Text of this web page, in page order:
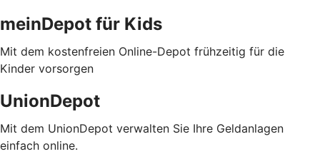
meinDepot für Kids
Mit dem kostenfreien Online-Depot frühzeitig für die
Kinder vorsorgen
UnionDepot
Mit dem UnionDepot verwalten Sie Ihre Geldanlagen
einfach online.